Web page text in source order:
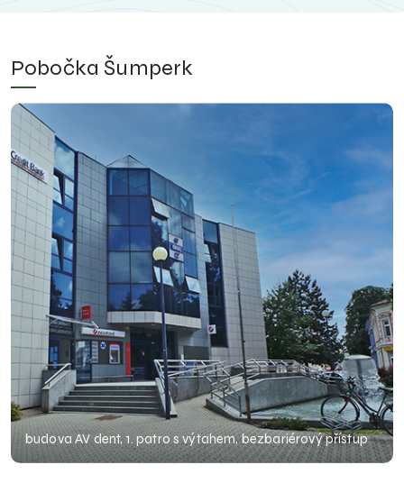
Pobočka Šumperk
budova AV dent, 1. patro s výtahem, bezbariérový přístup